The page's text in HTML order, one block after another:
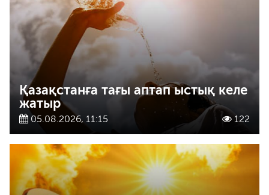
Қазақстанға тағы аптап ыстық келе
жатыр
05.08.2026, 11:15 122